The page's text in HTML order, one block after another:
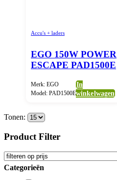
Accu's + laders
EGO 150W POWER
ESCAPE PAD1500E
Merk: EGO
Model: PAD1500E
In
winkelwagen
Tonen:
Product Filter
Categorieën